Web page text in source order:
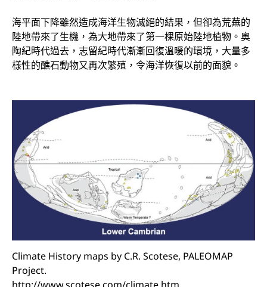
海平面下降雖然造成海洋生物滅絕的結果，但卻為荒蕪的
陸地帶來了生機，為大地帶來了第一棵原始陸地植物。奧
陶紀時代過去，志留紀時代漸漸回復溫暖的環境，大量多
樣性的醮石動物又再次繁殖，令海洋恢復以前的面貌。
Climate History maps by C.R. Scotese, PALEOMAP
Project.